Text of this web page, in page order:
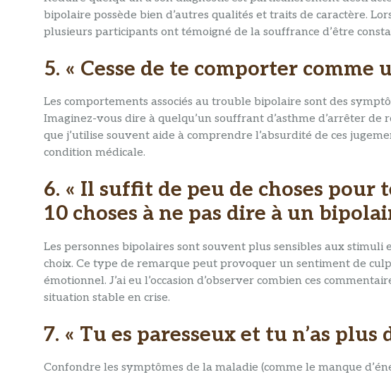
bipolaire possède bien d’autres qualités et traits de caractère.
plusieurs participants ont témoigné de la souffrance d’être
5. « Cesse de te comporter comme
Les comportements associés au trouble bipolaire sont des
Imaginez-vous dire à quelqu’un souffrant d’asthme d’arrêter
que j’utilise souvent aide à comprendre l’absurdité de ces
condition médicale.
6. « Il suffit de peu de choses pour
10 choses à ne pas dire à un
Les personnes bipolaires sont souvent plus sensibles aux stimuli
choix. Ce type de remarque peut provoquer un sentiment de
émotionnel. J’ai eu l’occasion d’observer combien ces
situation stable en crise.
7. « Tu es paresseux et tu n’as plus
Confondre les symptômes de la maladie (comme le manque